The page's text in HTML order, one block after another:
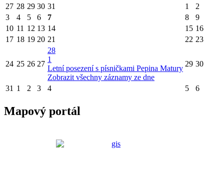
27 28 29 30 31 1
2
3
4 5 6 7 8
9
10 11 12 13 14 15 16
17 18 19 20 21 22 23
24 25 26 27
28
1
Letní posezení s písničkami Pepina Matury
Zobrazit všechny záznamy ze dne
29 30
31 1 2 3 4 5 6
Mapový portál